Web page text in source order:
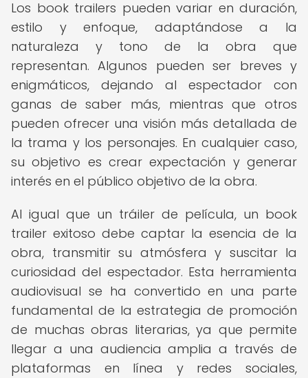
Los book trailers pueden variar en duración,
estilo y enfoque, adaptándose a la
naturaleza y tono de la obra que
representan. Algunos pueden ser breves y
enigmáticos, dejando al espectador con
ganas de saber más, mientras que otros
pueden ofrecer una visión más detallada de
la trama y los personajes. En cualquier caso,
su objetivo es crear expectación y generar
interés en el público objetivo de la obra.
Al igual que un tráiler de película, un book
trailer exitoso debe captar la esencia de la
obra, transmitir su atmósfera y suscitar la
curiosidad del espectador. Esta herramienta
audiovisual se ha convertido en una parte
fundamental de la estrategia de promoción
de muchas obras literarias, ya que permite
llegar a una audiencia amplia a través de
plataformas en línea y redes sociales,